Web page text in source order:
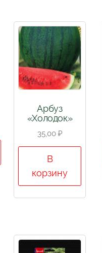
Арбуз
«Холодок»
35,00 ₽
В
корзину